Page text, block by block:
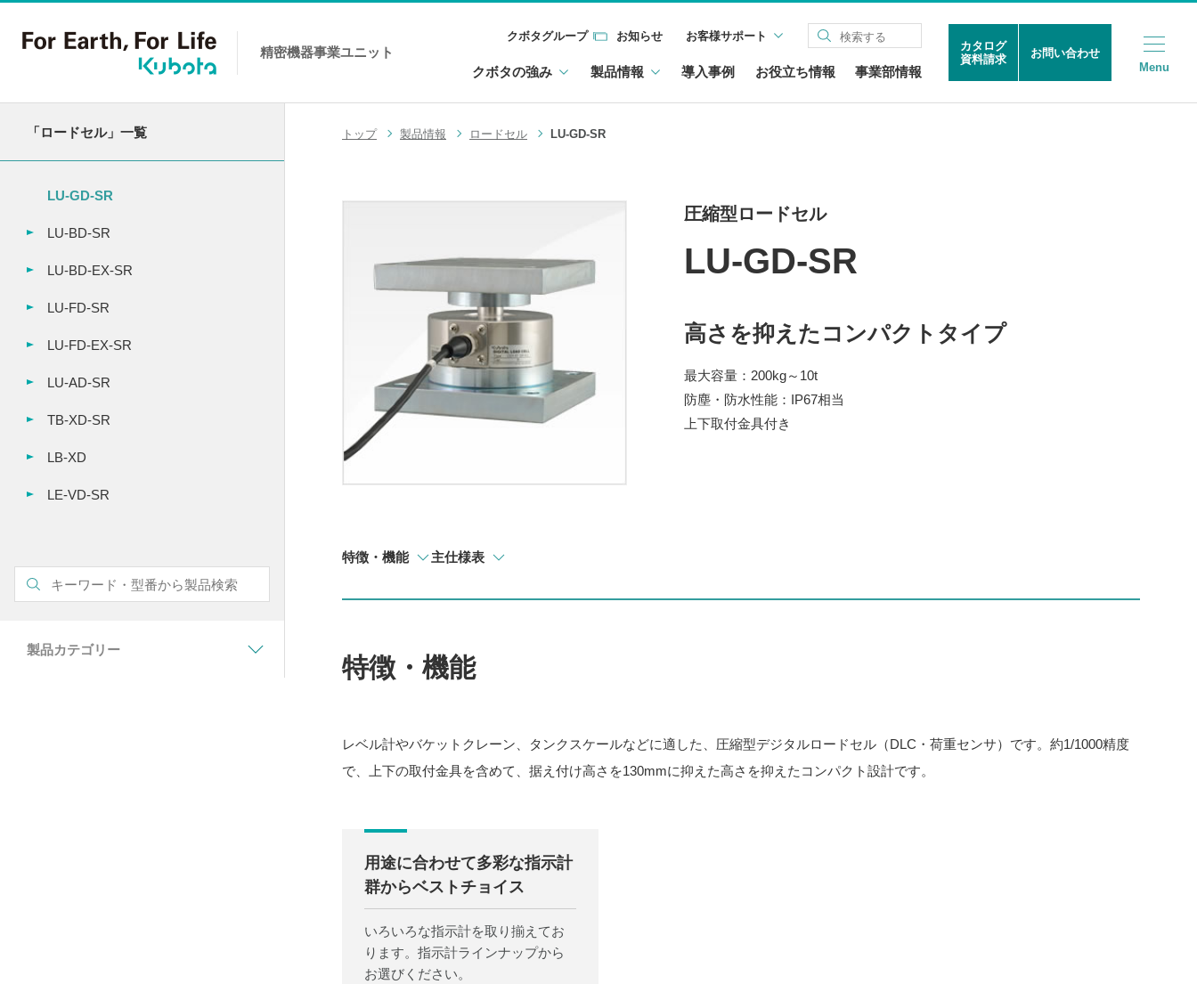
精密機器事業ユニット
クボタグループ お知らせ お客様サポート
クボタの強み 製品情報 導入事例 お役立ち情報 事業部情報
カタログ
資料請求
お問い合わせ
Menu
「ロードセル」一覧
LU-GD-SR
LU-BD-SR
LU-BD-EX-SR
LU-FD-SR
LU-FD-EX-SR
LU-AD-SR
TB-XD-SR
LB-XD
LE-VD-SR
製品カテゴリー
トップ 製品情報 ロードセル LU-GD-SR
圧縮型ロードセル
LU-GD-SR
高さを抑えたコンパクトタイプ
最大容量：200kg～10t
防塵・防水性能：IP67相当
上下取付金具付き
特徴・機能 主仕様表
特徴・機能
レベル計やバケットクレーン、タンクスケールなどに適した、圧縮型デジタルロードセル（DLC・荷重センサ）です。約1/1000精度
で、上下の取付金具を含めて、据え付け高さを130mmに抑えた高さを抑えたコンパクト設計です。
用途に合わせて多彩な指示計
群からベストチョイス
いろいろな指示計を取り揃えてお
ります。指示計ラインナップから
お選びください。